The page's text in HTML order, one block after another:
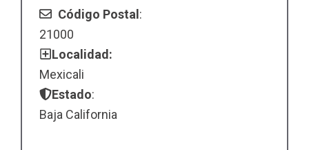
Código Postal:
21000
Localidad:
Mexicali
Estado:
Baja California